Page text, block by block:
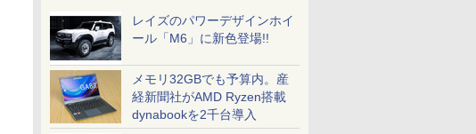
レイズのパワーデザインホイ
ール「M6」に新色登場!!
メモリ32GBでも予算内。産
経新聞社がAMD Ryzen搭載
dynabookを2千台導入